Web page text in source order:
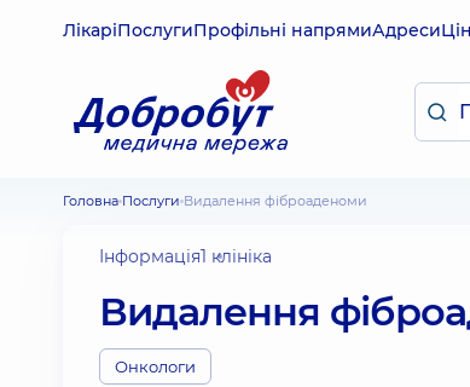
ЛікаріПослугиПрофільні напрямиАдреси
Головна Послуги Видалення фіброаденоми
Інформація1 клініка
Видалення
Онкологи